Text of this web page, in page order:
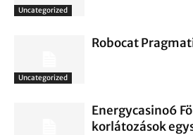
Uncategorized
Uncategorized
Robocat
Energycasino6
korlátozások